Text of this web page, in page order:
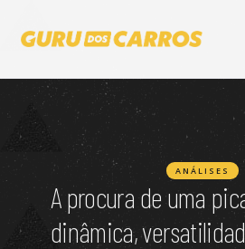
ANÁLISES
A procura de uma
dinâmica,